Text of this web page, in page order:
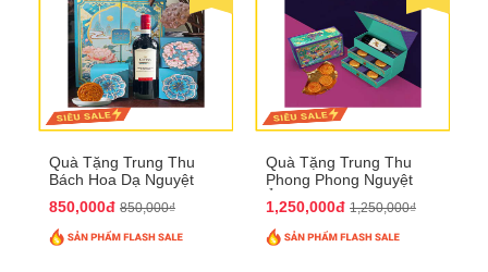
Quà Tặng Trung Thu
Bách Hoa Dạ Nguyệt
850,000đ 850,000₫
Quà Tặng Trung Thu
Phong Phong Nguyệt
1,250,000đ 1,250,000₫